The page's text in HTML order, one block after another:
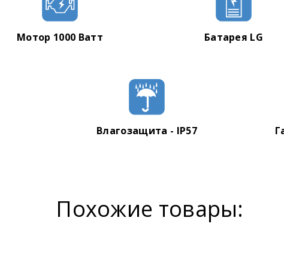
Мотор 1000 Ватт Батарея LG
Влагозащита - IP57
Похожие товары: